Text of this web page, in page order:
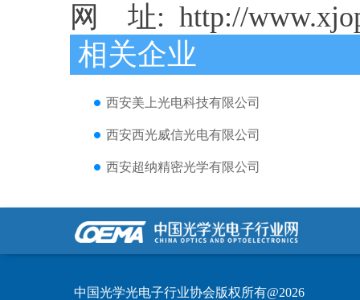
网 址: http://
相关企业
西安美上光电科技有限公司
西安西光威信光电有限公司
西安超纳精密光学有限公司
中国光学光电子行业协会版权所有@2026